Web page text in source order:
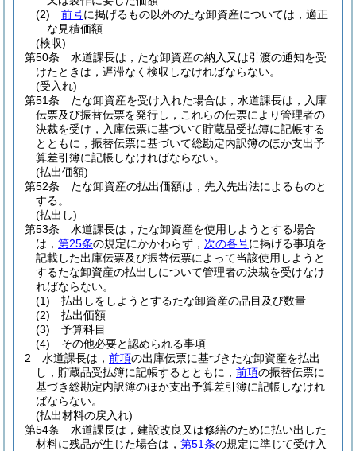
(2)
前号に掲げるもの以外のたな卸資産については，適正
な見積価額
(検収)
第50条
水道課長は，たな卸資産の納入又は引渡の通知を受
けたときは，遅滞なく検収しなければならない。
(受入れ)
第51条
たな卸資産を受け入れた場合は，水道課長は，入庫
伝票及び振替伝票を発行し，これらの伝票により管理者の
決裁を受け，入庫伝票に基づいて貯蔵品受払簿に記帳する
とともに，振替伝票に基づいて総勘定内訳簿のほか支出予
算差引簿に記帳しなければならない。
(払出価額)
第52条
たな卸資産の払出価額は，先入先出法によるものと
する。
(払出し)
第53条
水道課長は，たな卸資産を使用しようとする場合
は， 第25条の規定にかかわらず， 次の各号に掲げる事項を
記載した出庫伝票及び振替伝票によって当該使用しようと
するたな卸資産の払出しについて管理者の決裁を受けなけ
ればならない。
(1)
払出しをしようとするたな卸資産の品目及び数量
(2)
払出価額
(3)
予算科目
(4)
その他必要と認められる事項
2
水道課長は， 前項の出庫伝票に基づきたな卸資産を払出
し，貯蔵品受払簿に記帳するとともに， 前項の振替伝票に
基づき総勘定内訳簿のほか支出予算差引簿に記帳しなけれ
ばならない。
(払出材料の戻入れ)
第54条
水道課長は，建設改良又は修繕のために払い出した
材料に残品が生じた場合は， 第51条の規定に準じて受け入